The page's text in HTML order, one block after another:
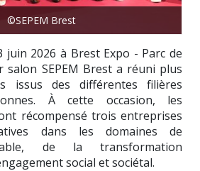
©SEPEM Brest
juin 2026 à Brest Expo - Parc de
salon SEPEM Brest a réuni plus
issus des différentes filières
À cette occasion, les
récompensé trois entreprises
dans les domaines de
de la transformation
social et sociétal.